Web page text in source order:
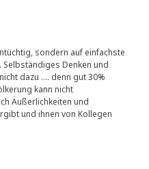
sondern auf einfachste
Denken und
dazu …. denn gut 30%
kann nicht
Äußerlichkeiten und
und ihnen von Kollegen